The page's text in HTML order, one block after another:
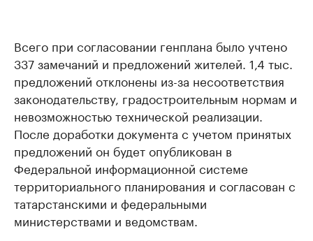
Всего при согласовании генплана было учтено
337 замечаний и предложений жителей. 1,4 тыс.
предложений отклонены из-за несоответствия
законодательству, градостроительным нормам и
невозможностью технической реализации.
После доработки документа с учетом принятых
предложений он будет опубликован в
Федеральной информационной системе
территориального планирования и согласован с
татарстанскими и федеральными
министерствами и ведомствам.